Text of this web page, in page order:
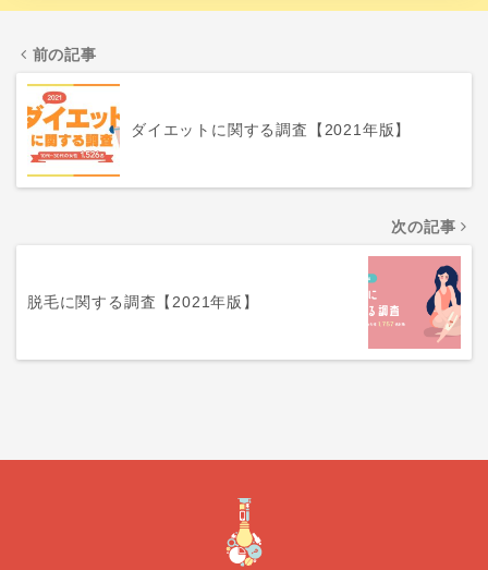
前の記事
ダイエットに関する調査【2021年版】
次の記事
脱毛に関する調査【2021年版】